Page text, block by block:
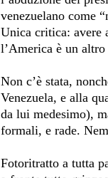
venezuelano come
Unica critica: avere
l’America è un
Non c’è stata,
Venezuela, e alla
da lui medesimo),
formali, e rade.
Fotoritratto a tutta